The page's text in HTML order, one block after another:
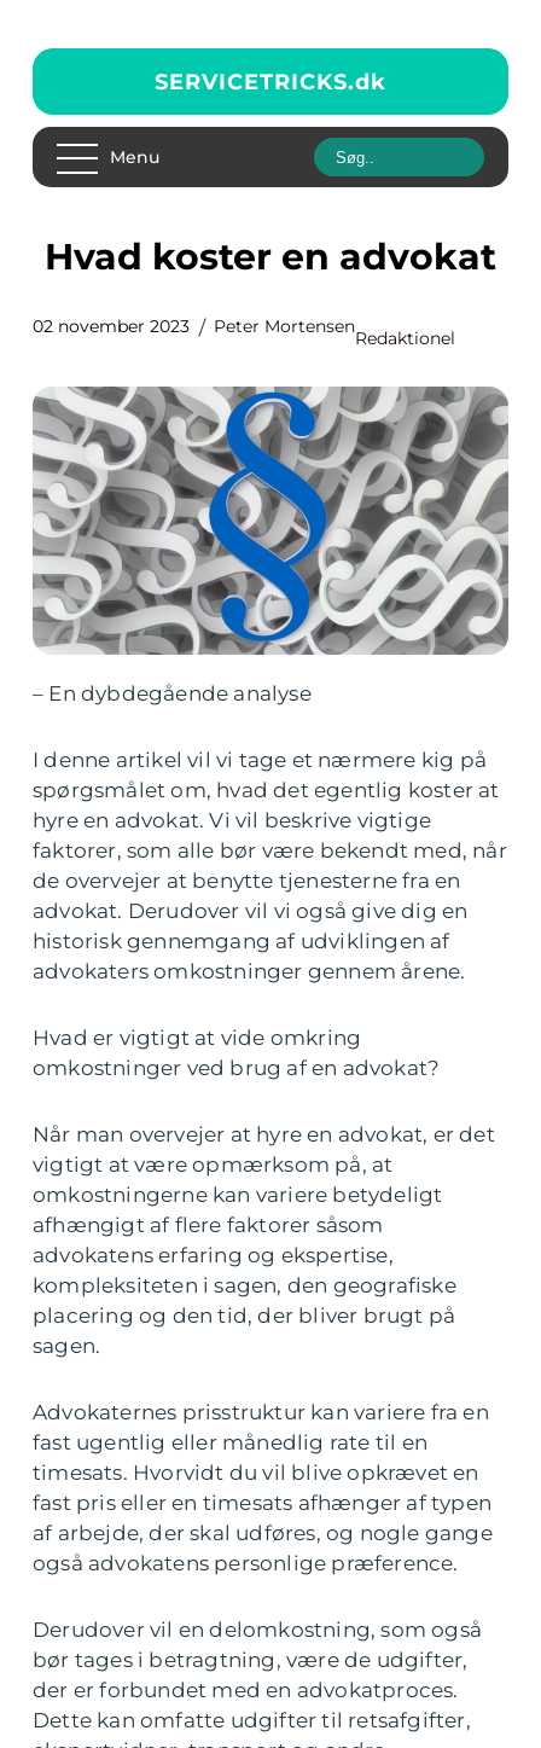
SERVICETRICKS.dk
Menu
Hvad koster en advokat
02 november 2023 Peter Mortensen
Redaktionel
– En dybdegående analyse
I denne artikel vil vi tage et nærmere kig på
spørgsmålet om, hvad det egentlig koster at
hyre en advokat. Vi vil beskrive vigtige
faktorer, som alle bør være bekendt med, når
de overvejer at benytte tjenesterne fra en
advokat. Derudover vil vi også give dig en
historisk gennemgang af udviklingen af
advokaters omkostninger gennem årene.
Hvad er vigtigt at vide omkring
omkostninger ved brug af en advokat?
Når man overvejer at hyre en advokat, er det
vigtigt at være opmærksom på, at
omkostningerne kan variere betydeligt
afhængigt af flere faktorer såsom
advokatens erfaring og ekspertise,
kompleksiteten i sagen, den geografiske
placering og den tid, der bliver brugt på
sagen.
Advokaternes prisstruktur kan variere fra en
fast ugentlig eller månedlig rate til en
timesats. Hvorvidt du vil blive opkrævet en
fast pris eller en timesats afhænger af typen
af arbejde, der skal udføres, og nogle gange
også advokatens personlige præference.
Derudover vil en delomkostning, som også
bør tages i betragtning, være de udgifter,
der er forbundet med en advokatproces.
Dette kan omfatte udgifter til retsafgifter,